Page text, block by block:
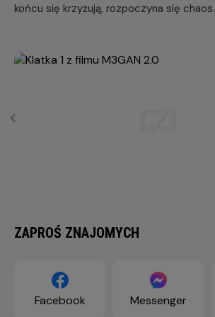
końcu się krzyżują, rozpoczyna się chaos.
ZAPROŚ ZNAJOMYCH
Facebook Messenger